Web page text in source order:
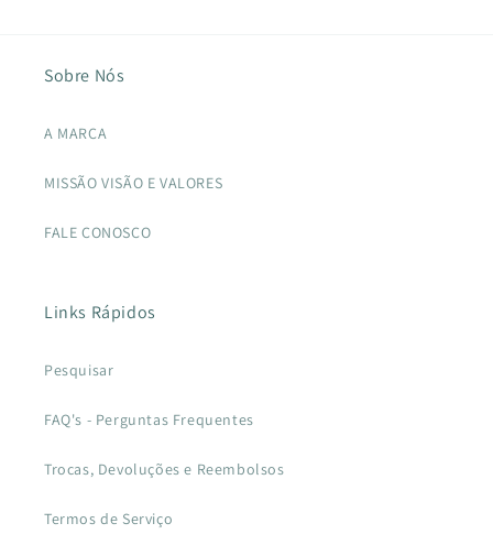
Sobre Nós
A MARCA
MISSÃO VISÃO E VALORES
FALE CONOSCO
Links Rápidos
Pesquisar
FAQ's - Perguntas Frequentes
Trocas, Devoluções e Reembolsos
Termos de Serviço